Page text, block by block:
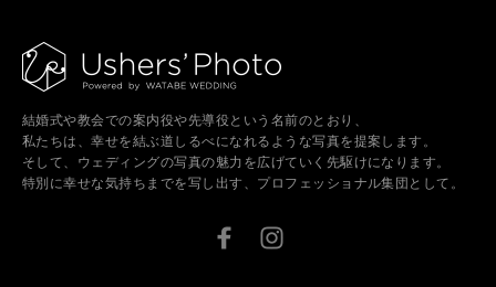
結婚式や教会での案内役や先導役という名前のとおり、
私たちは、幸せを結ぶ道しるべになれるような写真を提案します。
そして、ウェディングの写真の魅力を広げていく先駆けになります。
特別に幸せな気持ちまでを写し出す、プロフェッショナル集団として。